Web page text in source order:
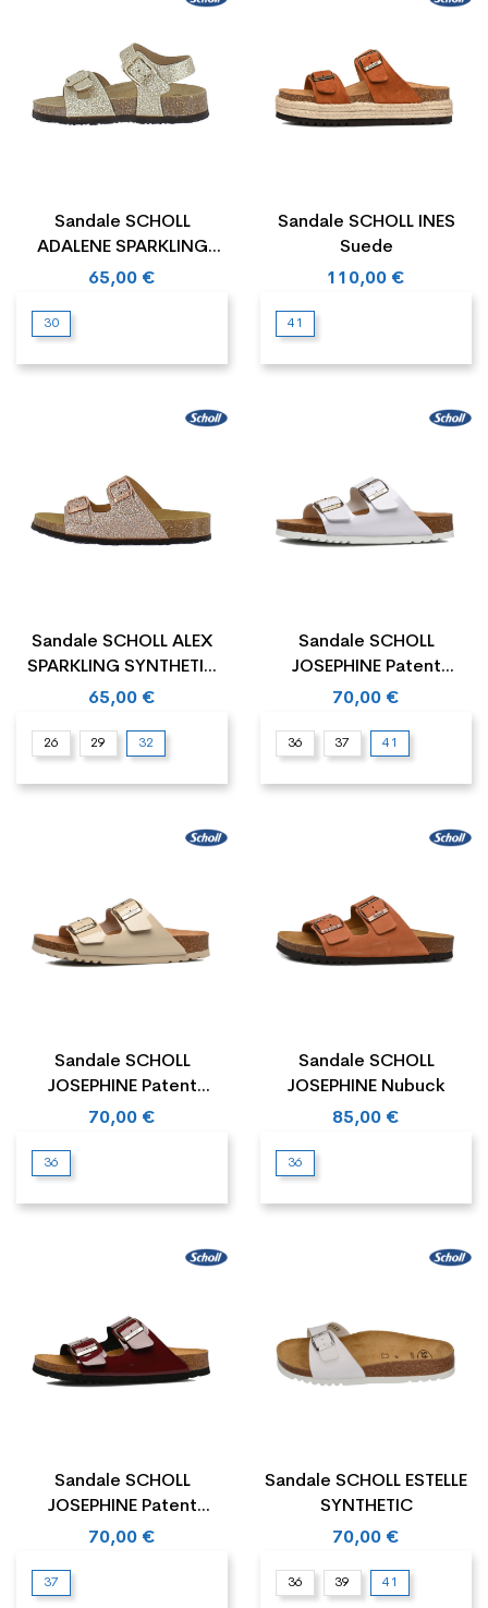
Sandale SCHOLL
ADALENE SPARKLING
SYNTHETIC Junior
65,00 €
30
Sandale SCHOLL INES
Suede
110,00 €
41
Sandale SCHOLL ALEX
SPARKLING SYNTHETIC
Junior
65,00 €
26 29 32
Sandale SCHOLL
JOSEPHINE Patent
Synthetic
70,00 €
36 37 41
Sandale SCHOLL
JOSEPHINE Patent
Synthetic
70,00 €
36
Sandale SCHOLL
JOSEPHINE Nubuck
85,00 €
36
Sandale SCHOLL
JOSEPHINE Patent
Synthetic
70,00 €
37
Sandale SCHOLL ESTELLE
SYNTHETIC
70,00 €
36 39 41